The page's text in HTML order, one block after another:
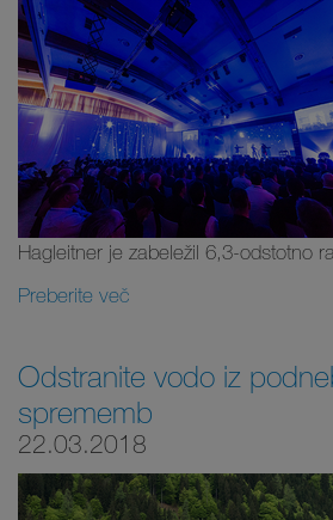
Hagleitner je zabeležil 6,3-odstotno
Preberite več
Odstranite vodo iz
sprememb
22.03.2018